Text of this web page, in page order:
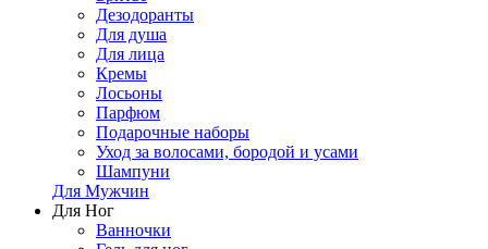
Дезодоранты
Для душа
Для лица
Кремы
Лосьоны
Парфюм
Подарочные наборы
Уход за волосами, бородой и усами
Шампуни
Для Мужчин
Для Ног
Ванночки